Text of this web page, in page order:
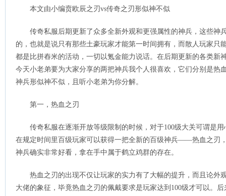
本文由小编贲欧辰​之刃vs传奇之刃形似神不似
传奇私服后期更新了众多全新外观和更强属性的神兵，这些神
的，也就是说只有那些土豪玩家才能第一时间拥有，而散人玩家只
都是比拼舂米的活动，一切以氪金能力说话。在后期更新的各类新
今天小老弟要为大家分享的两把神兵我个人很喜欢，它们分别是热
神兵形似神不似，且听小老弟为你分解。
第一，热血之刃
传奇私服在逐渐开放等级限制的时候，对于100级大关可谓是
在规定时间里百级玩家可以获得一把全新的百级神兵——热血之刃
神兵确实非常好看，拿在手中属于鹤立鸡群的存在。
热血之刃的出现不仅让玩家的实力有了大幅的提升，而且论外
大佬的象征，毕竟热血之刃的佩戴要求是玩家达到100级才可以。